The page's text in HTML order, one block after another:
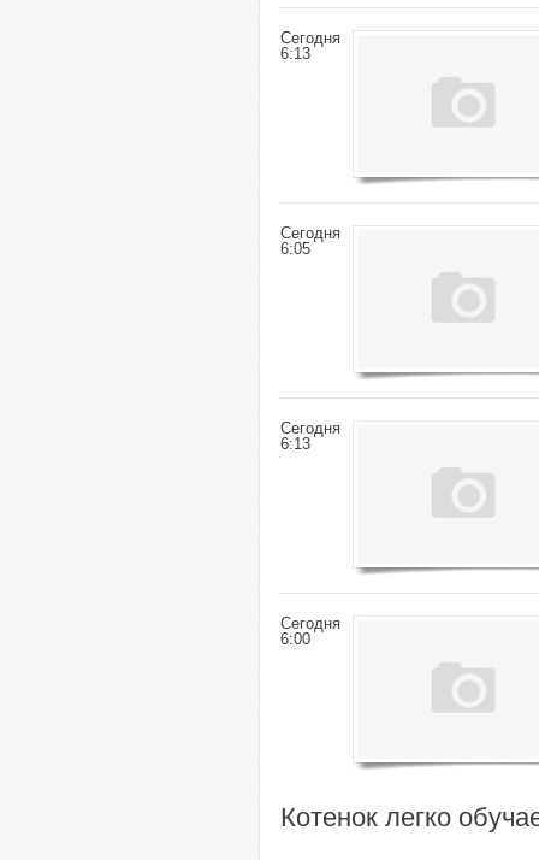
Сегодня
6:13
Сегодня
6:05
Сегодня
6:13
Сегодня
6:00
Котенок легко